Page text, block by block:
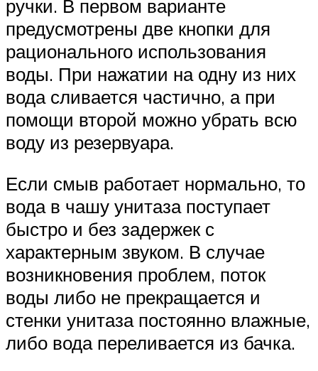
ручки. В первом варианте
предусмотрены две кнопки для
рационального использования
воды. При нажатии на одну из них
вода сливается частично, а при
помощи второй можно убрать всю
воду из резервуара.
Если смыв работает нормально, то
вода в чашу унитаза поступает
быстро и без задержек с
характерным звуком. В случае
возникновения проблем, поток
воды либо не прекращается и
стенки унитаза постоянно влажные,
либо вода переливается из бачка.